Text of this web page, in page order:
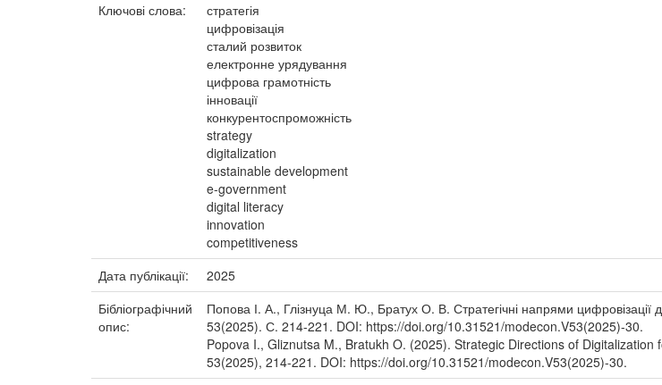
Ключові слова:
стратегія
цифровізація
сталий розвиток
електронне урядування
цифрова грамотність
інновації
конкурентоспроможність
strategy
digitalization
sustainable development
e-government
digital literacy
innovation
competitiveness
Дата публікації:
2025
Бібліографічний
опис:
Попова І. А., Глізнуца М. Ю., Братух О. В. Стратегічні напрями
53(2025). С. 214-221. DOI: https://doi.org/10.31521/modecon.V53(2025)-30.
Popova I., Gliznutsa M., Bratukh O. (2025). Strategic Directions of
53(2025), 214-221. DOI: https://doi.org/10.31521/modecon.V53(2025)-30.